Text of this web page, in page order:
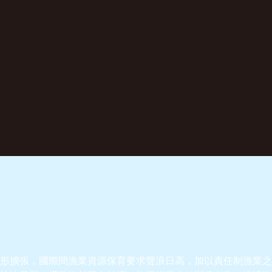
張，國際間漁業資源保育要求聲浪日高，加以責任制漁業之